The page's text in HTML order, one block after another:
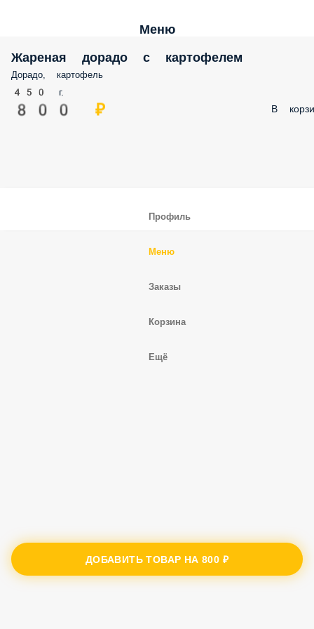
Меню
Жареная дорадо с картофелем
Дорадо, картофель
450 г.
800 ₽ В
ДОБАВИТЬ ТОВАР НА800 ₽
Профиль
Меню
Заказы
Корзина
Ещё